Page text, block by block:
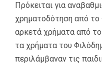
Πρόκειται για
χρηματοδότηση από το
αρκετά χρήματα από το
τα χρήματα του
περιλάμβαναν τις